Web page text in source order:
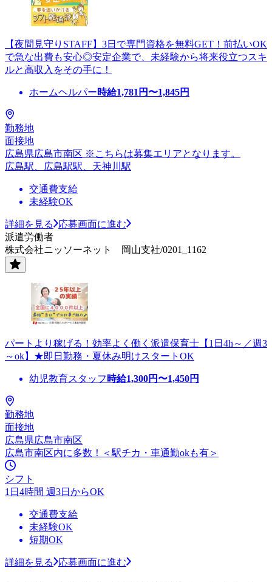
【夜間見守りSTAFF】3日で専門資格を無料GET！前払いOK
で急な出費も安心◎安定企業で、未経験から将来役立つスキ
ルと高収入をその手に！
ホームヘルパー時給1,781 円〜1,845円
勤務地
面接地
広島県広島市南区 ※こちらは募集エリアとなります。
広島駅、広島駅駅、天神川駅
交通費支給
未経験OK
詳細を見る
応募画面に進む
派遣労働者
株式会社ニッソーネット 岡山支社/0201_1162
パートより稼げる！効率よく働く派遣保育士【1日4h～／週3
～ok】★即日勤務・夏休み明けスタートOK
幼児教育スタッフ 時給1,300円〜1,450円
勤務地
面接地
広島県広島市南区
広島市南区内に多数！＜駅チカ・車通勤okも有＞
シフト
1日4時間 週3日からOK
交通費支給
未経験OK
短期OK
詳細を見る 応募画面に進む